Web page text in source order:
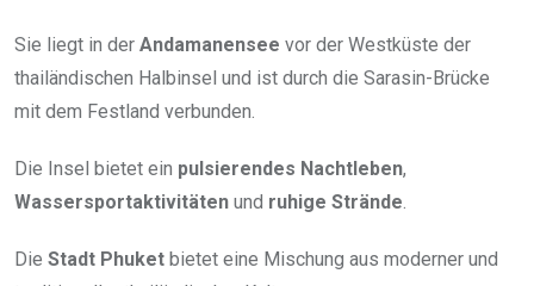
Sie liegt in der Andamanensee vor der Westküste der
thailändischen Halbinsel und ist durch die Sarasin-Brücke
mit dem Festland verbunden.
Die Insel bietet ein pulsierendes Nachtleben,
Wassersportaktivitäten und ruhige Strände
Die Stadt Phuket bietet eine Mischung aus moderner und